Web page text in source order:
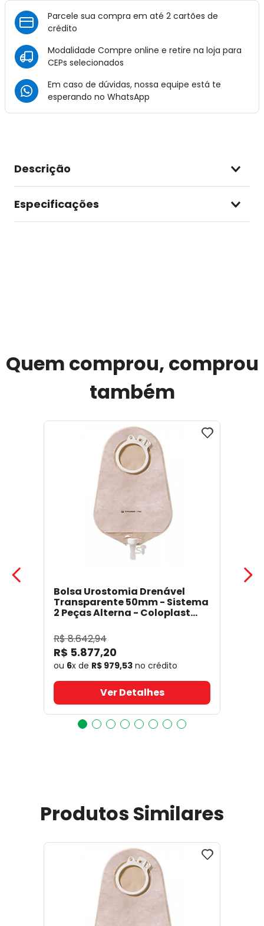
Parcele sua compra em até 2 cartões de
crédito
Modalidade Compre online e retire na loja para
CEPs selecionados
Em caso de dúvidas, nossa equipe está te
esperando no WhatsApp
Descrição
Especificações
Quem comprou, comprou
também
Bolsa Urostomia Drenável
Transparente 50mm - Sistema
2 Peças Alterna - Coloplast
R$8.642,94
R$ 5.877,20
ou 6x de R$ 979,53 no crédito
Ver Detalhes
Produtos Similares